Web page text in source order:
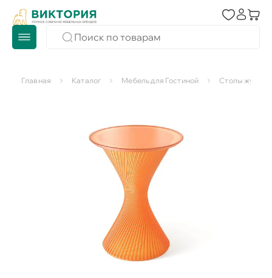
Главная Каталог Мебель для Гостиной Столы